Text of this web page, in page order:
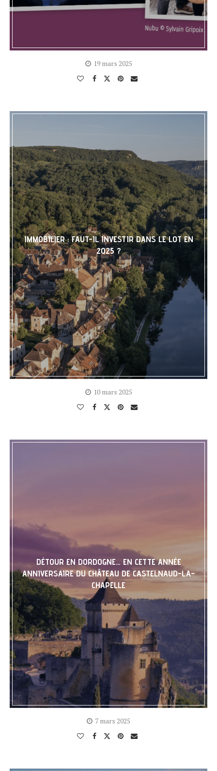
19 mars 2025
IMMOBILIER : FAUT-IL INVESTIR DANS LE LOT EN
2025 ?
10 mars 2025
DÉTOUR EN DORDOGNE… EN CETTE ANNÉE
ANNIVERSAIRE DU CHÂTEAU DE CASTELNAUD-LA-
CHAPELLE
7 mars 2025